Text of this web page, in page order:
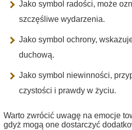
Jako symbol radości, może
szczęśliwe wydarzenia.
Jako symbol ochrony,
duchową.
Jako symbol niewinności,
czystości i prawdy w życiu.
Warto zwrócić uwagę na emocje
gdyż mogą one dostarczyć